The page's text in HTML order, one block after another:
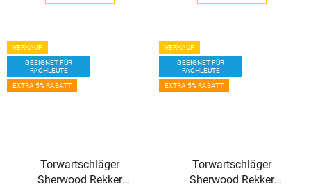
VERKAUF
GEEIGNET FÜR
FACHLEUTE
EXTRA 5% RABATT
Torwartschläger
Sherwood Rekker
VERKAUF
GEEIGNET FÜR
FACHLEUTE
EXTRA 5% RABATT
Torwartschläger
Sherwood Rekker